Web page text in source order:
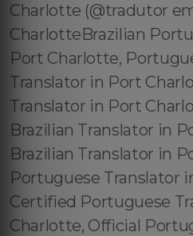
Charlotte (@tradutor
CharlotteBrazilian
Port Charlotte,
Translator in Port
Translator in Port
Brazilian Translator in
Brazilian Translator in
Portuguese Translator
Certified Portuguese
Charlotte, Official